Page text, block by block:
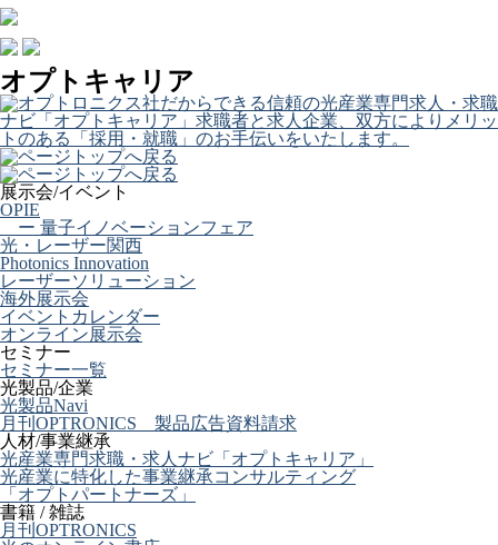
オプトキャリア
展示会/イベント
OPIE
ー 量子イノベーションフェア
光・レーザー関西
Photonics Innovation
レーザーソリューション
海外展示会
イベントカレンダー
オンライン展示会
セミナー
セミナー一覧
光製品/企業
光製品Navi
月刊OPTRONICS 製品広告資料請求
人材/事業継承
光産業専門求職・求人ナビ「オプトキャリア」
光産業に特化した事業継承コンサルティング
「オプトパートナーズ」
書籍 / 雑誌
月刊OPTRONICS